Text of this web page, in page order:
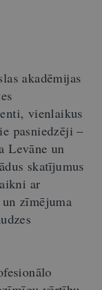
akadēmijas
vienlaikus
pasniedzēji –
Levāne un
skatījumus
ar
zīmējuma